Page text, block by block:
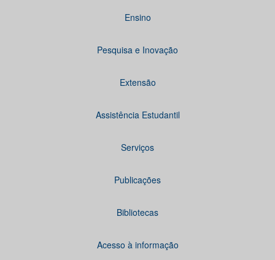
Ensino
Pesquisa e Inovação
Extensão
Assistência Estudantil
Serviços
Publicações
Bibliotecas
Acesso à informação